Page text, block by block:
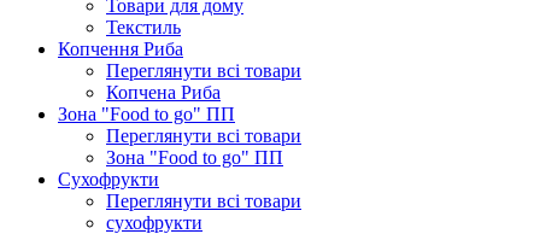
Товари для дому
Текстиль
Копчення Риба
Переглянути всі товари
Копчена Риба
Зона "Food to go" ПП
Переглянути всі товари
Зона "Food to go" ПП
Сухофрукти
Переглянути всі товари
сухофрукти